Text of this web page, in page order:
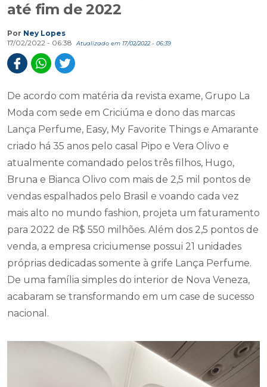
até fim de 2022
Por Ney Lopes
17/02/2022 - 06:38
Atualizado em 17/02/2022 - 06:39
De acordo com matéria da revista exame, Grupo La
Moda com sede em Criciúma e dono das marcas
Lança Perfume, Easy, My Favorite Things e Amarante
criado há 35 anos pelo casal Pipo e Vera Olivo e
atualmente comandado pelos três filhos, Hugo,
Bruna e Bianca Olivo com mais de 2,5 mil pontos de
vendas espalhados pelo Brasil e voando cada vez
mais alto no mundo fashion, projeta um faturamento
para 2022 de R$ 550 milhões. Além dos 2,5 pontos de
venda, a empresa criciumense possui 21 unidades
próprias dedicadas somente à grife Lança Perfume.
De uma família simples do interior de Nova Veneza,
acabaram se transformando em um case de sucesso
nacional.